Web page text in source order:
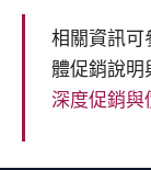
相關資訊
體促銷說明
深度促銷與